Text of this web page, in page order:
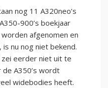
nog 11 A320neo’s
900’s boekjaar
afgenomen en
nu nog niet bekend.
zei eerder niet uit te
A350’s wordt
widebodies heeft.